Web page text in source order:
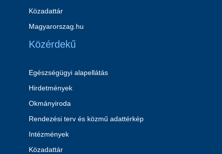
Közadattár
Magyarorszag.hu
Közérdekű
Egészségügyi alapellátás
Hirdetmények
Okmányiroda
Rendezési terv és közmű adattérkép
Intézmények
Közadattár